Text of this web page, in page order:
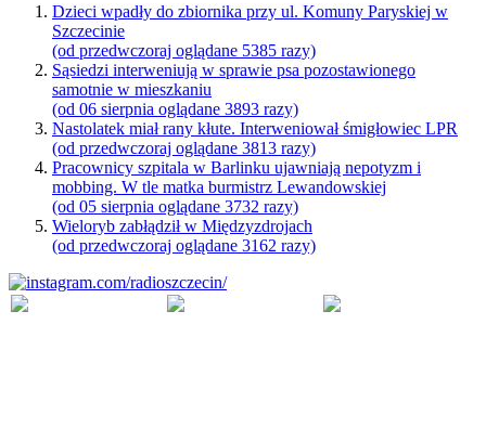
Dzieci wpadły do zbiornika przy ul. Komuny Paryskiej w
Szczecinie
(od przedwczoraj oglądane 5385 razy)
Sąsiedzi interweniują w sprawie psa pozostawionego
samotnie w mieszkaniu
(od 06 sierpnia oglądane 3893 razy)
Nastolatek miał rany kłute. Interweniował śmigłowiec LPR
(od przedwczoraj oglądane 3813 razy)
Pracownicy szpitala w Barlinku ujawniają nepotyzm i
mobbing. W tle matka burmistrz Lewandowskiej
(od 05 sierpnia oglądane 3732 razy)
Wieloryb zabłądził w Międzyzdrojach
(od przedwczoraj oglądane 3162 razy)